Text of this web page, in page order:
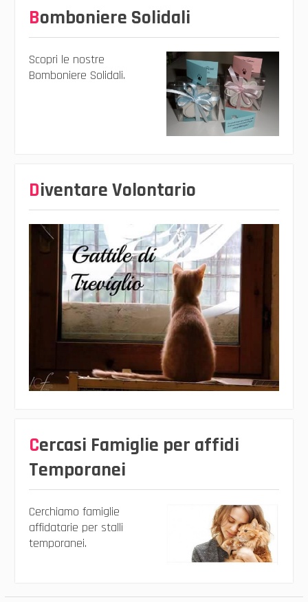
Bomboniere Solidali
Scopri le nostre
Bomboniere Solidali.
Diventare Volontario
Cercasi Famiglie per affidi
Temporanei
Cerchiamo famiglie
affidatarie per stalli
temporanei.